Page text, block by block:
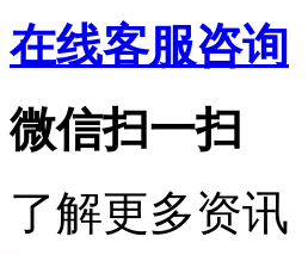
在线客服咨询
微信扫一扫
了解更多资讯